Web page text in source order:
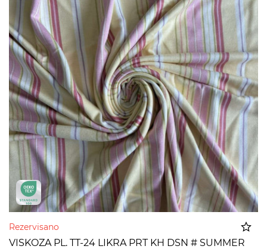
Rezervisano
VISKOZA PL. TT-24 LIKRA PRT KH DSN # SUMMER